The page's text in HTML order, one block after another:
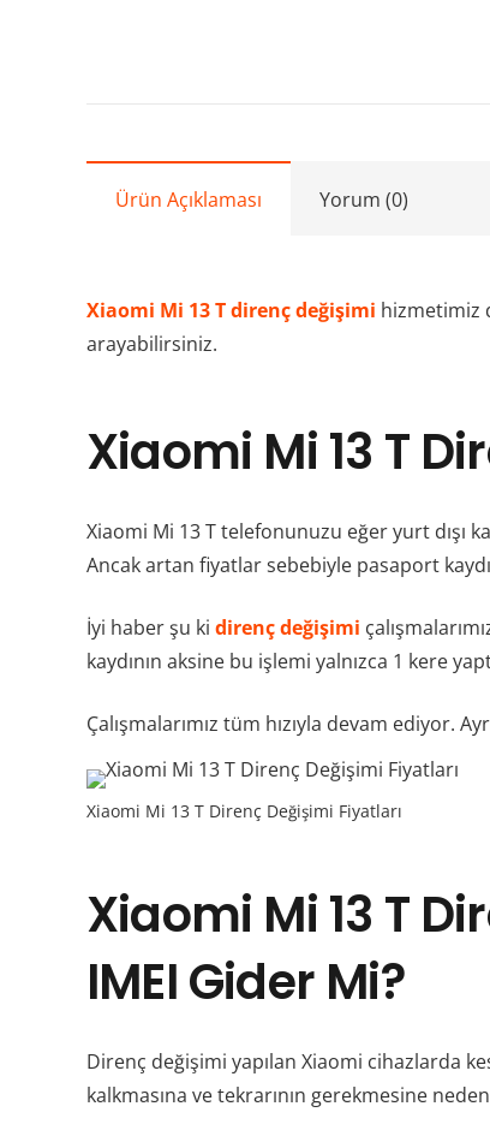
Ürün Açıklaması Yorum (0)
Xiaomi Mi 13 Tdirenç değişimi hizmetimiz
arayabilirsiniz.
Xiaomi Mi 13 T
Xiaomi Mi 13 T telefonunuzu eğer yurt dışı
Ancak artan fiyatlar sebebiyle pasaport
İyi haber şu ki direnç değişimi
kaydının aksine bu işlemi yalnızca 1 kere
Çalışmalarımız tüm hızıyla devam ediyor.
Xiaomi Mi 13 T Direnç Değişimi Fiyatları
Xiaomi Mi 13 T
IMEI Gider Mi?
Direnç değişimi yapılan Xiaomi cihazlarda
kalkmasına ve tekrarının gerekmesine